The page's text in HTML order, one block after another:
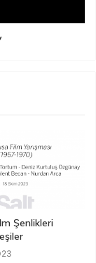
Şenlikleri